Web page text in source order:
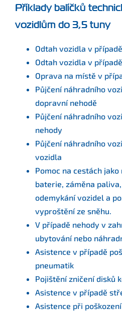
Příklady balíčků
vozidlům do 3,5 tuny
Odtah vozidla v
Odtah vozidla v
Oprava na místě v
Půjčení náhradního
dopravní nehodě
Půjčení náhradního
nehody
Půjčení náhradního
vozidla
Pomoc na cestách
baterie, záměna
odemykání vozidel a
vyproštění ze sněhu.
V případě nehody v
ubytování nebo
Asistence v případě
pneumatik
Pojištění zničení disků
Asistence v případě
Asistence při